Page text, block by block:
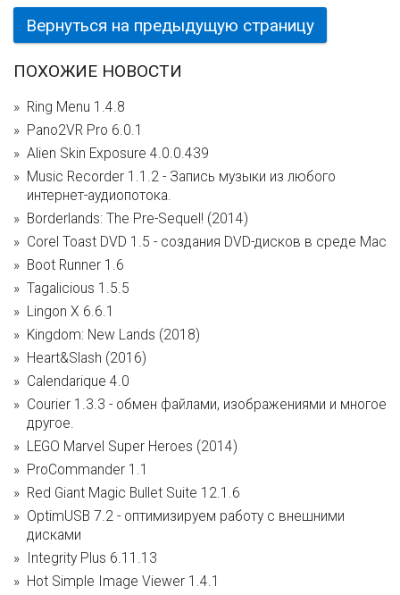
Вернуться на предыдущую страницу
ПОХОЖИЕ НОВОСТИ
Ring Menu 1.4.8
Pano2VR Pro 6.0.1
Alien Skin Exposure 4.0.0.439
Music Recorder 1.1.2 - Запись музыки из любого
интернет-аудиопотока.
Borderlands: The Pre-Sequel! (2014)
Corel Toast DVD 1.5 - создания DVD-дисков в среде Mac
Boot Runner 1.6
Tagalicious 1.5.5
Lingon X 6.6.1
Kingdom: New Lands (2018)
Heart&Slash (2016)
Calendarique 4.0
Courier 1.3.3 - обмен файлами, изображениями и многое
другое.
LEGO Marvel Super Heroes (2014)
ProCommander 1.1
Red Giant Magic Bullet Suite 12.1.6
OptimUSB 7.2 - оптимизируем работу с внешними
дисками
Integrity Plus 6.11.13
Hot Simple Image Viewer 1.4.1